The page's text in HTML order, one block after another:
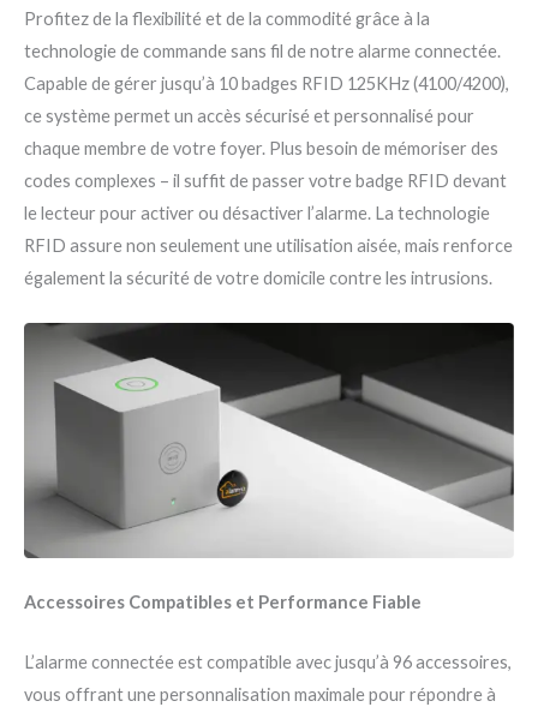
Profitez de la flexibilité et de la commodité grâce à la
technologie de commande sans fil de notre alarme connectée.
Capable de gérer jusqu’à 10 badges RFID 125KHz (4100/4200),
ce système permet un accès sécurisé et personnalisé pour
chaque membre de votre foyer. Plus besoin de mémoriser des
codes complexes – il suffit de passer votre badge RFID devant
le lecteur pour activer ou désactiver l’alarme. La technologie
RFID assure non seulement une utilisation aisée, mais renforce
également la sécurité de votre domicile contre les intrusions.
Accessoires Compatibles et Performance Fiable
L’alarme connectée est compatible avec jusqu’à 96 accessoires,
vous offrant une personnalisation maximale pour répondre à